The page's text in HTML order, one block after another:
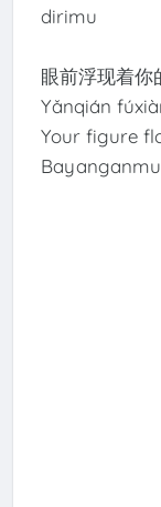
dirimu
眼前浮现着你
Yǎnqián
Your figure